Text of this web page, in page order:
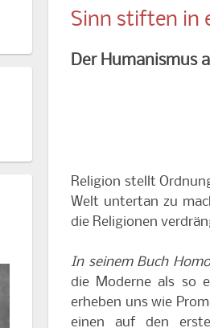
Sinn stiften in
Der Humanismus
Religion stellt
Welt untertan zu
die Religionen
In seinem Buch
die Moderne als so
erheben uns wie
einen auf den